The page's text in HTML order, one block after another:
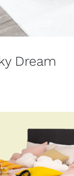
Dream